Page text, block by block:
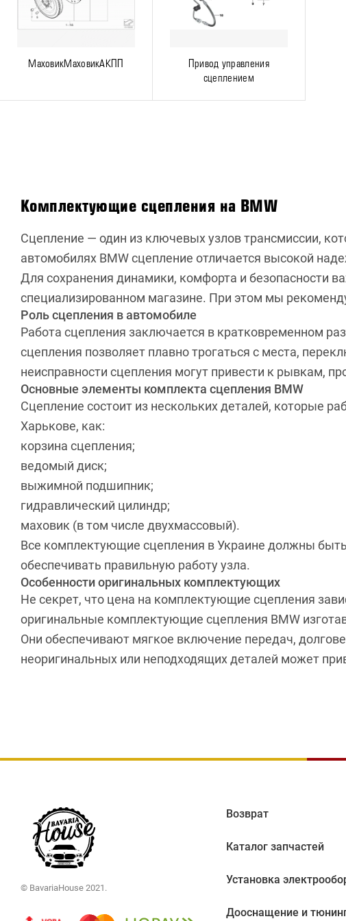
МаховикМаховикАКПП
Привод управления
сцеплением
Комплектующие сцепления на BMW
Сцепление — один из ключевых узлов трансмиссии,
автомобилях BMW сцепление отличается высокой
Для сохранения динамики, комфорта и безопасности
специализированном магазине. При этом мы
Роль сцепления в автомобиле
Работа сцепления заключается в кратковременном
сцепления позволяет плавно трогаться с места,
неисправности сцепления могут привести к рывкам,
Основные элементы комплекта сцепления BMW
Сцепление состоит из нескольких деталей, которые
Харькове, как:
корзина сцепления;
ведомый диск;
выжимной подшипник;
гидравлический цилиндр;
маховик (в том числе двухмассовый).
Все комплектующие сцепления в Украине должны
обеспечивать правильную работу узла.
Особенности оригинальных комплектующих
Не секрет, что цена на комплектующие сцепления
оригинальные комплектующие сцепления BMW
Они обеспечивают мягкое включение передач,
неоригинальных или неподходящих деталей может
© BavariaHouse 2021.
Возврат
Каталог запчастей
Установка
Дооснащение и